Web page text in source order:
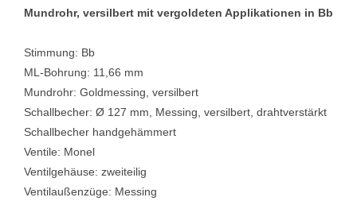
Mundrohr, versilbert mit vergoldeten Applikationen in Bb
Stimmung: Bb
ML-Bohrung: 11,66 mm
Mundrohr: Goldmessing, versilbert
Schallbecher: Ø 127 mm, Messing, versilbert, drahtverstärkt
Schallbecher handgehämmert
Ventile: Monel
Ventilgehäuse: zweiteilig
Ventilaußenzüge: Messing